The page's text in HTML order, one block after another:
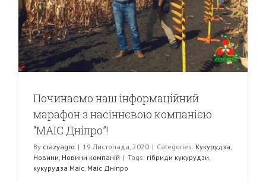
Починаємо наш інформаційний
марафон з насіннєвою компанією
“МАІС Дніпро”!
By crazyagro | 19 Листопада, 2020 | Categories: Кукурудза
Новини Новини компаній | Tags: гібриди кукурудзи
кукурудза Маіс Маіс Дніпро